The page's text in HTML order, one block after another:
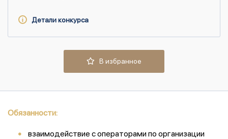
Детали конкурса
В избранное
Обязанности:
взаимодействие с операторами по организации